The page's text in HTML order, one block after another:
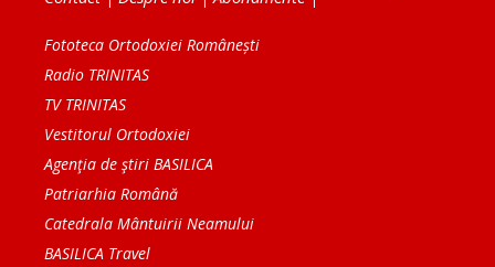
Fototeca Ortodoxiei Românești
Radio TRINITAS
TV TRINITAS
Vestitorul Ortodoxiei
Agenţia de ştiri BASILICA
Patriarhia Română
Catedrala Mântuirii Neamului
BASILICA Travel